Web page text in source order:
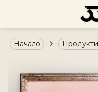
Начало Продукти